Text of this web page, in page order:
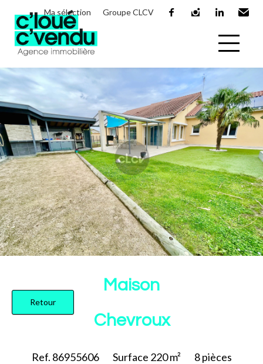
Ma sélection Groupe CLCV
Retour
Maison
Chevroux
Ref. 86955606 Surface 220 m² 8pièces